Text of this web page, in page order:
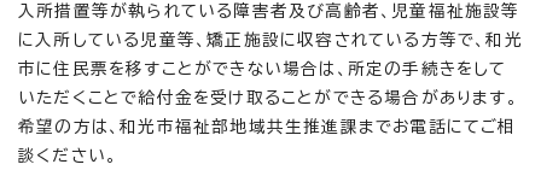
入所措置等が執られている障害者及び高齢者、児童福祉施設等
に入所している児童等、矯正施設に収容されている方等で、和光
市に住民票を移すことができない場合は、所定の手続きをして
いただくことで給付金を受け取ることができる場合があります。
希望の方は、和光市福祉部地域共生推進課までお電話にてご相
談ください。